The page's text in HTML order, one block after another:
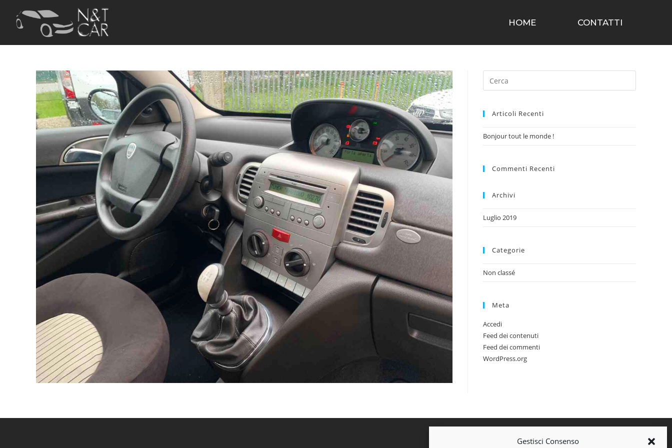
Gestisci Consenso
HOME CONTATTI
Articoli Recenti
Bonjour tout le monde !
Commenti Recenti
Archivi
Luglio 2019
Categorie
Non classé
Meta
Accedi
Feed dei contenuti
Feed dei commenti
WordPress.org